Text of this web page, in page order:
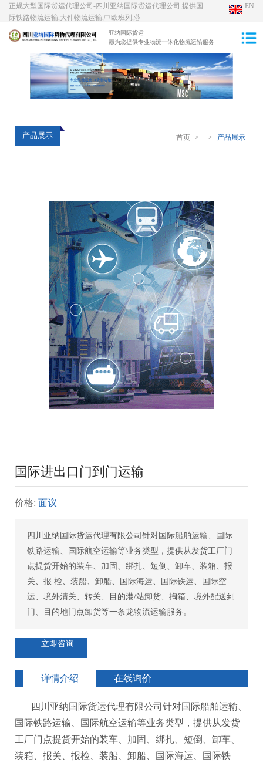
正规大型国际货运代理公司-四川亚纳国际货运代理公司,提供国
际铁路物流运输,大件物流运输,中欧班列,蓉
EN
亚纳国际货运
愿为您提供专业物流一体化物流运输服务
产品展示 首页 > > 产品展示
国际进出口门到门运输
价格: 面议
四川亚纳国际货运代理有限公司针对国际船舶运输、国际
铁路运输、国际航空运输等业务类型，提供从发货工厂门
点提货开始的装车、加固、绑扎、短倒、卸车、装箱、报
关、报 检、装船、卸船、国际海运、国际铁运、国际空
运、境外清关、转关、目的港/站卸货、掏箱、境外配送到
门、目的地门点卸货等一条龙物流运输服务。
立即咨询
详情介绍 在线询价
四川亚纳国际货运代理有限公司针对国际船舶运输、
国际铁路运输、国际航空运输等业务类型，提供从发货
工厂门点提货开始的装车、加固、绑扎、短倒、卸车、
装箱、报关、报检、装船、卸船、国际海运、国际铁